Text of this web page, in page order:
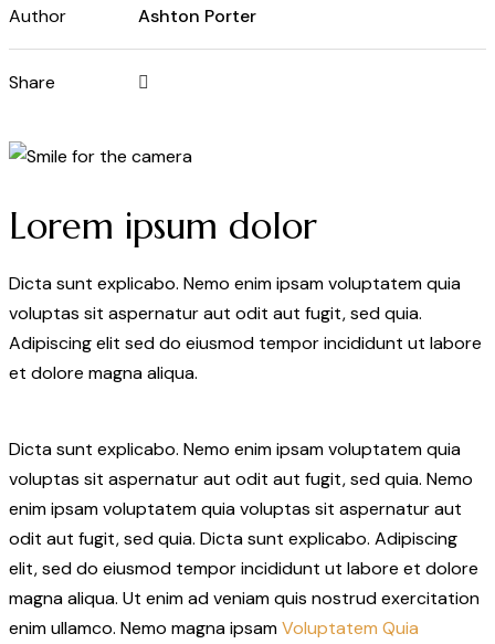
Author
Ashton Porter
Share
Lorem ipsum dolor
Dicta sunt explicabo. Nemo enim ipsam voluptatem quia
voluptas sit aspernatur aut odit aut fugit, sed quia.
Adipiscing elit sed do eiusmod tempor incididunt ut labore
et dolore magna aliqua.
Dicta sunt explicabo. Nemo enim ipsam voluptatem quia
voluptas sit aspernatur aut odit aut fugit, sed quia. Nemo
enim ipsam voluptatem quia voluptas sit aspernatur aut
odit aut fugit, sed quia. Dicta sunt explicabo. Adipiscing
elit, sed do eiusmod tempor incididunt ut labore et dolore
magna aliqua. Ut enim ad veniam quis nostrud exercitation
enim ullamco. Nemo magna ipsamVoluptatem Quia